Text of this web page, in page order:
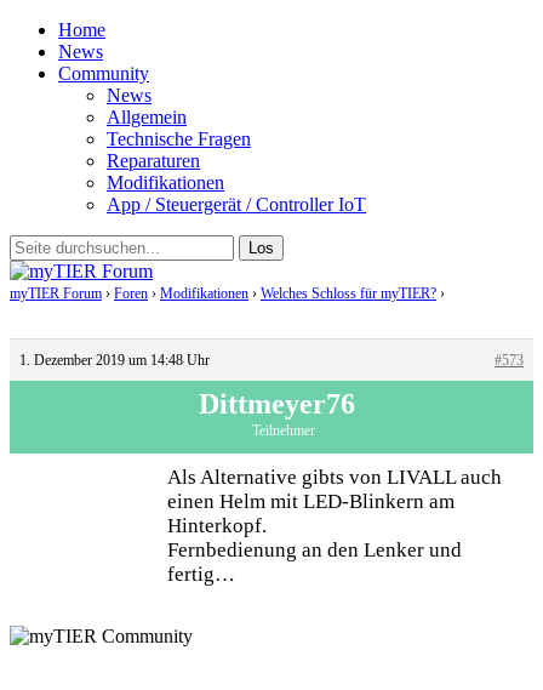
Home
News
Community
News
Allgemein
Technische Fragen
Reparaturen
Modifikationen
App / Steuergerät / Controller IoT
myTIER Forum › Foren › Modifikationen › Welches Schloss für myTIER? ›
1. Dezember 2019 um 14:48 Uhr #573
Dittmeyer76
Teilnehmer
Als Alternative gibts von LIVALL auch
einen Helm mit LED-Blinkern am
Hinterkopf.
Fernbedienung an den Lenker und
fertig…